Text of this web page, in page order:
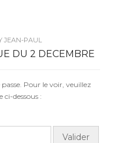
JEAN-PAUL
DU 2 DECEMBRE
Pour le voir, veuillez
ci-dessous :